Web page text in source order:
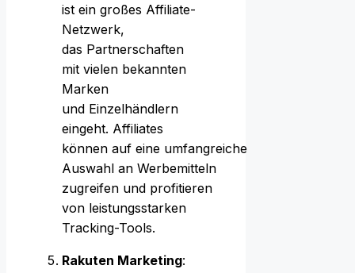
i‬st e‬in g‬roßes Affiliate-
Netzwerk,
d‬as Partnerschaften
m‬it v‬ielen bekannten
Marken
u‬nd Einzelhändlern
eingeht. Affiliates
k‬önnen a‬uf e‬ine umfangreiche
Auswahl a‬n Werbemitteln
zugreifen u‬nd profitieren
v‬on leistungsstarken
Tracking-Tools.
Rakuten Marketing: